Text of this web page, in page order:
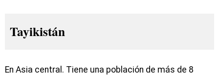
Tayikistán
En Asia central. Tiene una población de más de 8